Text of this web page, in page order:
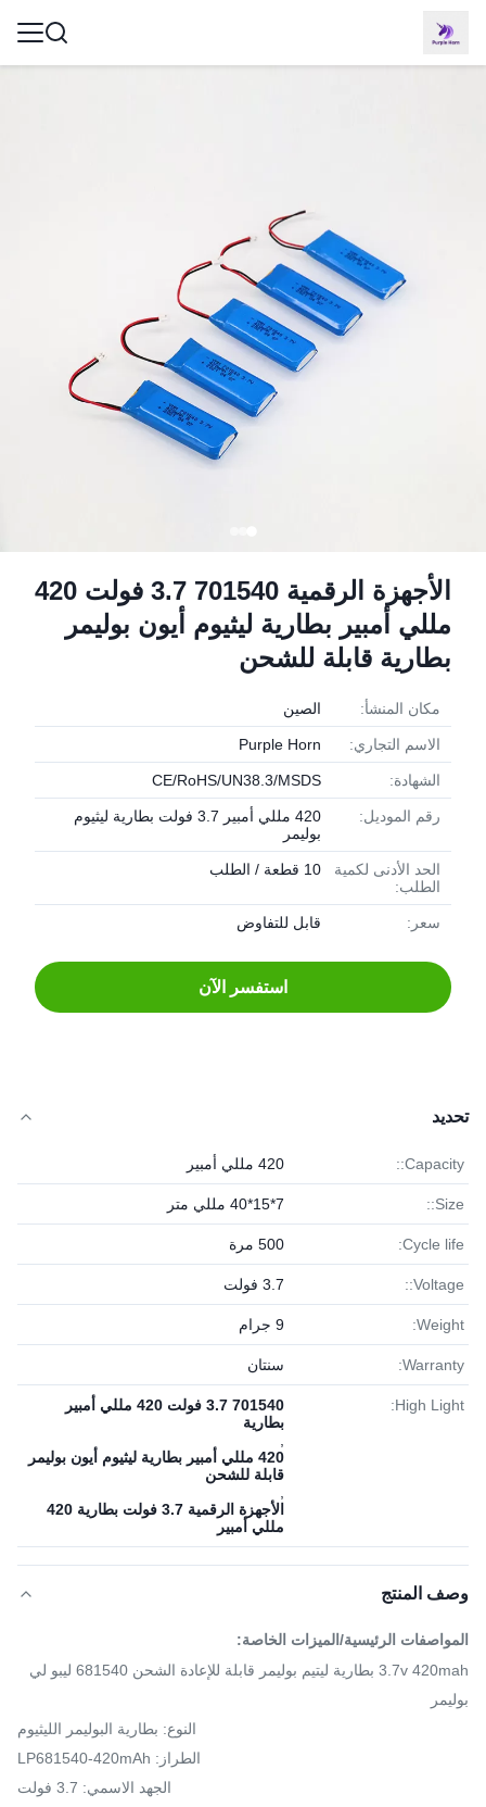
الأجهزة الرقمية 701540 3.7 فولت 420
مللي أمبير بطارية ليثيوم أيون بوليمر
بطارية قابلة للشحن
مكان المنشأ: الصين
الاسم التجاري: Purple Horn
الشهادة: CE/RoHS/UN38.3/MSDS
رقم الموديل:
420 مللي أمبير 3.7 فولت بطارية ليثيوم
بوليمر
الحد الأدنى لكمية
الطلب:
10 قطعة / الطلب
سعر: قابل للتفاوض
استفسر الآن
تحديد
Capacity:: 420 مللي أمبير
Size:: 7*15*40 مللي متر
Cycle life: 500 مرة
Voltage:: 3.7 فولت
Weight: 9 جرام
Warranty: سنتان
High Light:
701540 3.7 فولت 420 مللي أمبير
بطارية
420 مللي أمبير بطارية ليثيوم أيون بوليمر
قابلة للشحن
الأجهزة الرقمية 3.7 فولت بطارية 420
مللي أمبير
وصف المنتج
المواصفات الرئيسية/الميزات الخاصة:
3.7v 420mah بطارية ليتيم بوليمر قابلة للإعادة الشحن 681540 ليبو لي
بوليمر
النوع: بطارية البوليمر الليثيوم
الطراز: LP681540-420mAh
الجهد الاسمي: 3.7 فولت